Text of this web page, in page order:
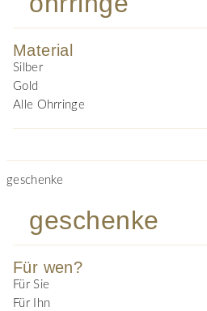
Material
Silber
Gold
Alle Ohrringe
geschenke
geschenke
Für wen?
Für Sie
Für Ihn